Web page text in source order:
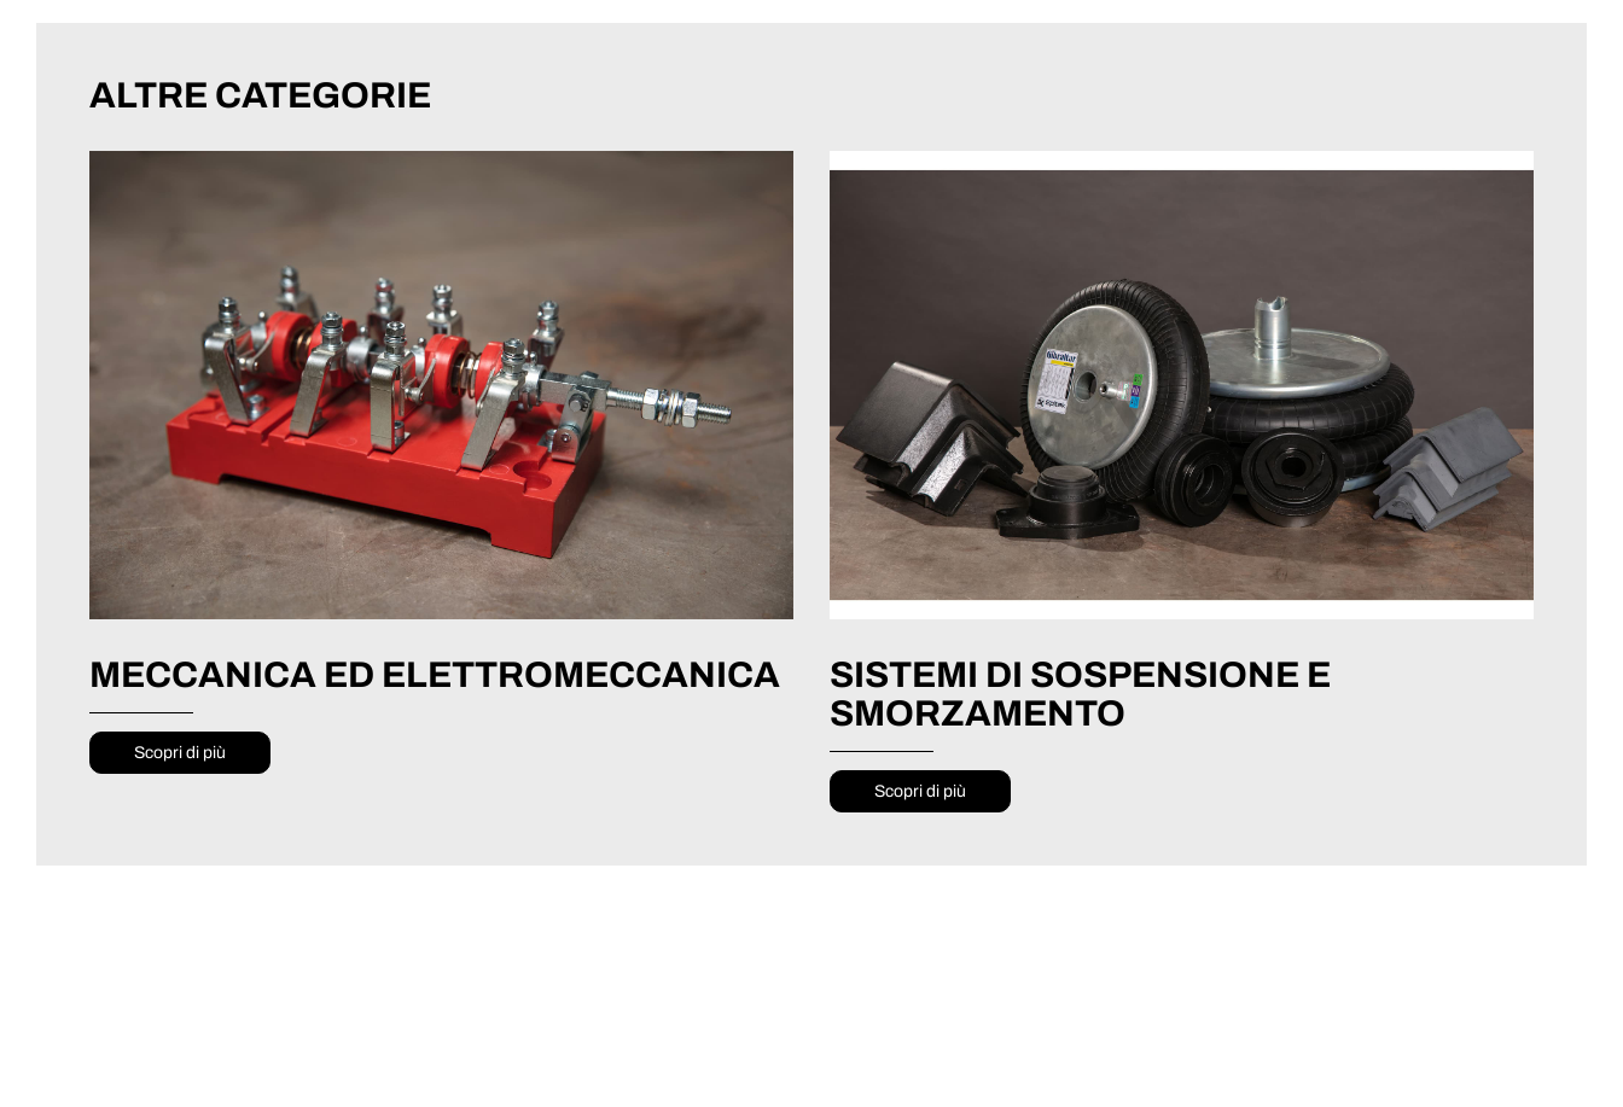
ALTRE CATEGORIE
MECCANICA ED ELETTROMECCANICA
Scopri di più
SISTEMI DI SOSPENSIONE E
SMORZAMENTO
Scopri di più